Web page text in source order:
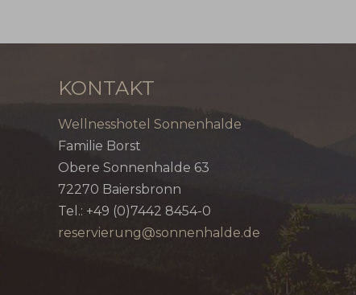
KONTAKT
Wellnesshotel Sonnenhalde
Familie Borst
Obere Sonnenhalde 63
72270 Baiersbronn
Tel.: +49 (0)7442 8454-0
reservierung@sonnenhalde.de